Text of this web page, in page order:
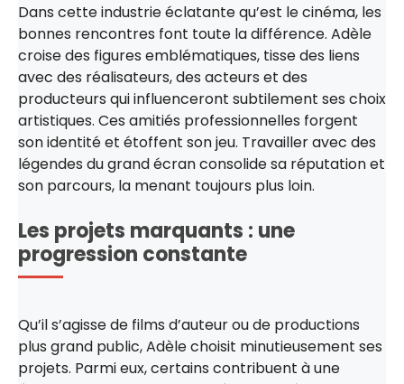
Dans cette industrie éclatante qu’est le cinéma, les
bonnes rencontres font toute la différence. Adèle
croise des figures emblématiques, tisse des liens
avec des réalisateurs, des acteurs et des
producteurs qui influenceront subtilement ses choix
artistiques. Ces amitiés professionnelles forgent
son identité et étoffent son jeu. Travailler avec des
légendes du grand écran consolide sa réputation et
son parcours, la menant toujours plus loin.
Les projets marquants : une
progression constante
Qu’il s’agisse de films d’auteur ou de productions
plus grand public, Adèle choisit minutieusement ses
projets. Parmi eux, certains contribuent à une